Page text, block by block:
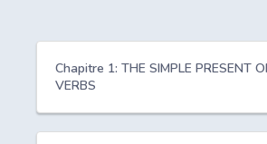
Chapitre 1: THE SIMPLE PRESENT
VERBS